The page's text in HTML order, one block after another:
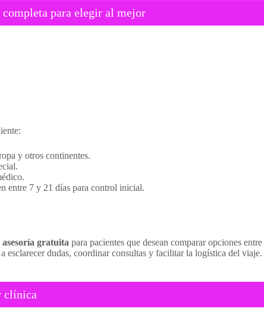
completa para elegir al mejor
y otros continentes.
entre 7 y 21 días para control inicial.
asesoría gratuita para pacientes que desean comparar opciones entre
esclarecer dudas, coordinar consultas y facilitar la logística del viaje.
clínica